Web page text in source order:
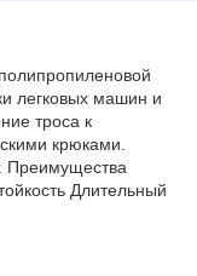
легковых машин и
троса к
крюками.
Преимущества
Длительный